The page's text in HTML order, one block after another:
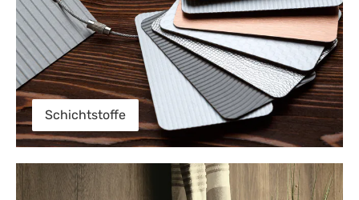
Schichtstoffe
PerfectSense Lackplatten